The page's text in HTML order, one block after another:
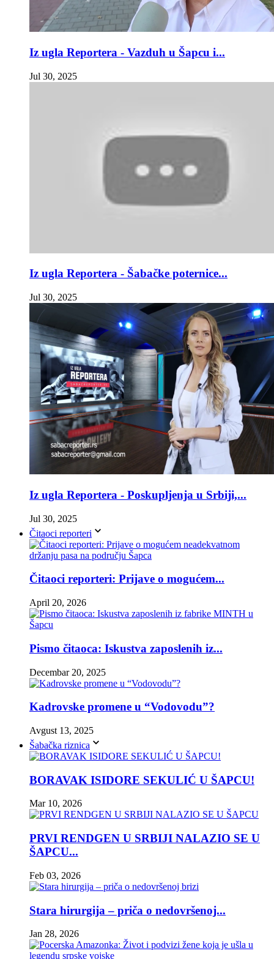
Iz ugla Reportera - Vazduh u Šapcu i...
Jul 30, 2025
Iz ugla Reportera - Šabačke poternice...
Jul 30, 2025
Iz ugla Reportera - Poskupljenja u Srbiji,...
Jul 30, 2025
Čitaoci reporteri
Čitaoci reporteri: Prijave o mogućem...
April 20, 2026
Pismo čitaoca: Iskustva zaposlenih iz...
Decembar 20, 2025
Kadrovske promene u “Vodovodu”?
Avgust 13, 2025
Šabačka riznica
BORAVAK ISIDORE SEKULIĆ U ŠAPCU!
Mar 10, 2026
PRVI RENDGEN U SRBIJI NALAZIO SE U
ŠAPCU...
Feb 03, 2026
Stara hirurgija – priča o nedovršenoj...
Jan 28, 2026